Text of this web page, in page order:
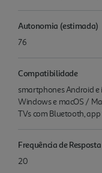
Autonomia (estimada)
76
Compatibilidade
smartphones Android e
Windows e macOS /
TVs com Bluetooth,
Frequência de Resposta
20